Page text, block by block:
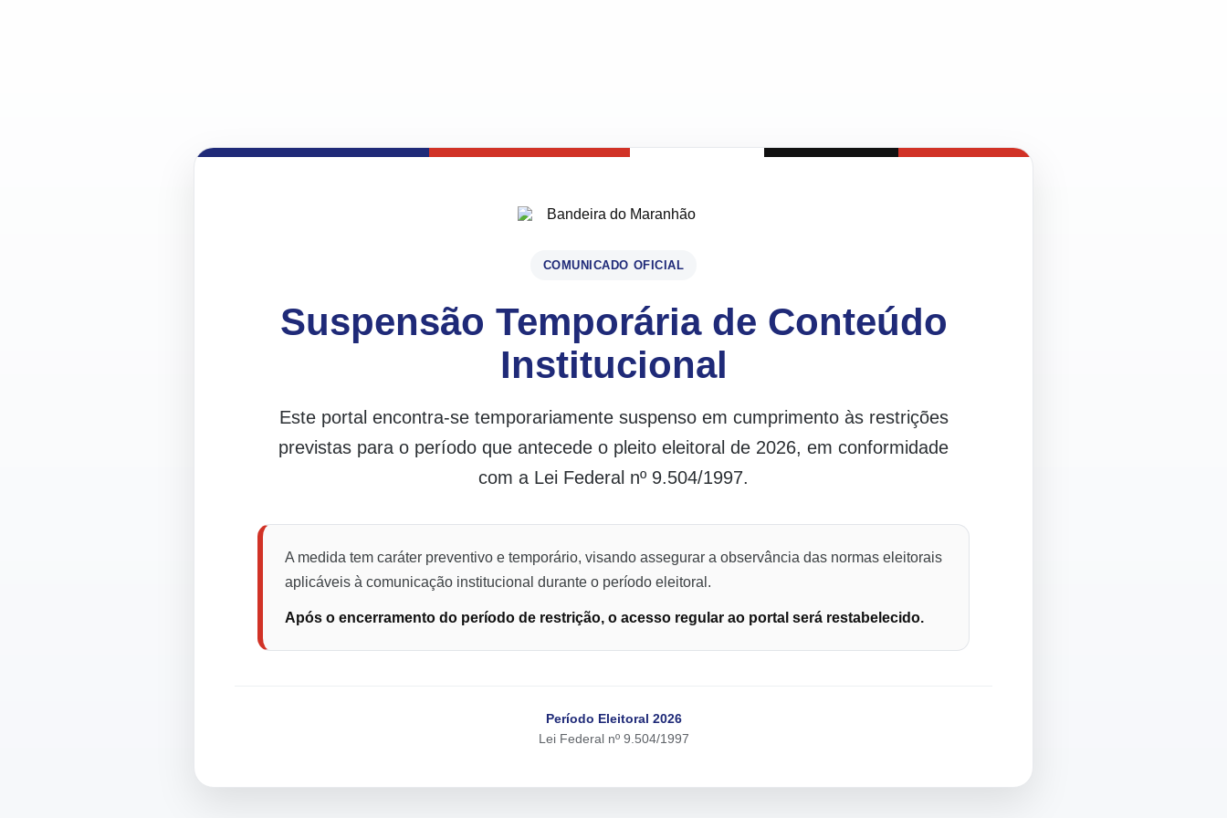
COMUNICADO OFICIAL
Suspensão Temporária de Conteúdo
Institucional
Este portal encontra-se temporariamente suspenso em cumprimento às restrições
previstas para o período que antecede o pleito eleitoral de 2026, em conformidade
com a Lei Federal nº 9.504/1997.
A medida tem caráter preventivo e temporário, visando assegurar a observância das normas eleitorais
aplicáveis à comunicação institucional durante o período eleitoral.
Após o encerramento do período de restrição, o acesso regular ao portal será restabelecido.
Período Eleitoral 2026
Lei Federal nº 9.504/1997